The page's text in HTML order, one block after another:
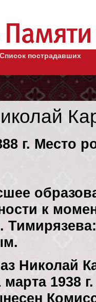
Список пострадавших
г. Место
к
Николай
1938 г.